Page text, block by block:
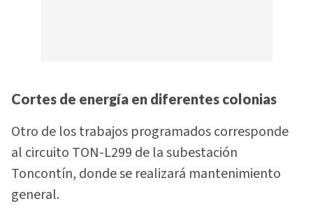
Cortes de energía en diferentes colonias
Otro de los trabajos programados corresponde
al circuito TON-L299 de la subestación
Toncontín, donde se realizará mantenimiento
general.